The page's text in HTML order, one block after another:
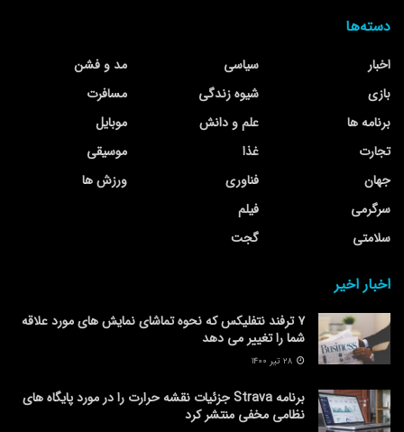
دسته‌ها
اخبار
بازی
برنامه ها
تجارت
جهان
سرگرمی
سلامتی
سیاسی
شیوه زندگی
علم و دانش
غذا
فناوری
فیلم
گجت
مد و فشن
مسافرت
موبایل
موسیقی
ورزش ها
اخبار اخیر
۷ ترفند نتفلیکس که نحوه تماشای نمایش های مورد علاقه
شما را تغییر می دهد
برنامه Strava جزئیات نقشه حرارت را در مورد پایگاه های
نظامی مخفی منتشر کرد